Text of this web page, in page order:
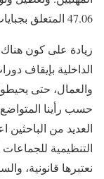
47.06 المتعلق بجبايات الجماعات المحلية.
زيادة على كون
الداخلية بإيقاف
والعمال، حتى
حسب رأينا المتواضع
العديد من الباحثين
التنظيمية للجماعات الترابية
نعتبرها قانونية،